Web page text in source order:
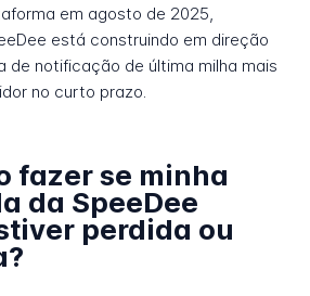
em agosto de 2025,
está construindo em direção
de notificação de última milha mais
no curto prazo.
fazer se minha
da SpeeDee
perdida ou